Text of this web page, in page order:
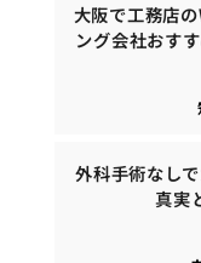
大阪で工務店
ング会社おす
外科手術なし
真実